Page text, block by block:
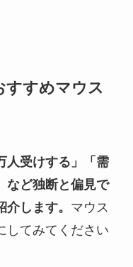
すすめマウス
人受けする」「需
など独断と偏見で
します。 マウス
してみてください